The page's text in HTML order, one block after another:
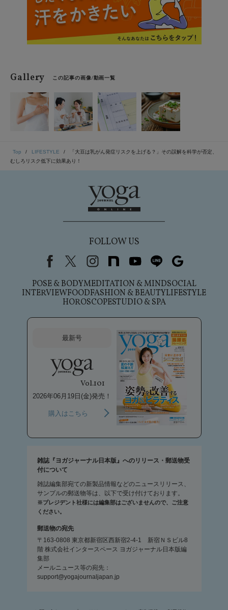
Gallery この記事の画像/動画一覧
Top LIFESTYLE
「大豆は乳がん発症リスクを上げる？」その誤解を科学が否定、
むしろリスク低下に効果あり！
FOLLOW US
FacebookX（旧Twitter）
instagram
note youtubeline
POSE & BODYMEDITATION & MINDSOCIAL
INTERVIEWFOODFASHION & BEAUTYLIFESTYLE
HOROSCOPESTUDIO & SPA
最新号
Vol.101
2026年06月19日(金)発売！
購入はこちら
雑誌『ヨガジャーナル日本版』へのリリース・郵送物受
付について
雑誌編集部宛ての新製品情報などのニュースリリース、
サンプルの郵送物等は、以下で受け付けております。
※プレジデント社様には編集部はございませんので、ご注意
ください。
郵送物の宛先
〒163-0808 東京都新宿区西新宿2-4-1 新宿ＮＳビル8
階 株式会社インタースペース ヨガジャーナル日本版編
集部
メールニュース等の宛先：
support@yogajournaljapan.jp